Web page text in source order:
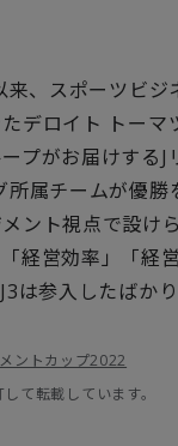
、スポーツビジ
デロイト トーマ
プがお届けするJ
所属チームが優勝
ント視点で設け
「経営効率」「経
は参入したばか
ントカップ2022
て転載しています。